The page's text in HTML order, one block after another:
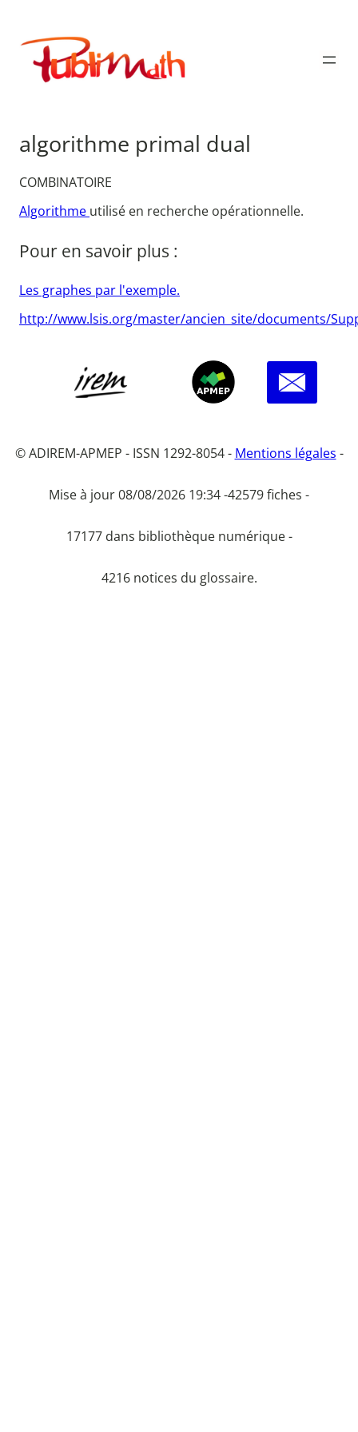
contenu
Publimath
algorithme primal dual
COMBINATOIRE
Algorithme utilisé en recherche opérationnelle.
Pour en savoir plus :
Les graphes par l'exemple.
http://www.lsis.org/master/ancien_site/documents/
© ADIREM-APMEP - ISSN 1292-8054 - Mentions légales -
Mise à jour 08/08/2026 19:34 -42579 fiches -
17177 dans bibliothèque numérique -
4216 notices du glossaire.